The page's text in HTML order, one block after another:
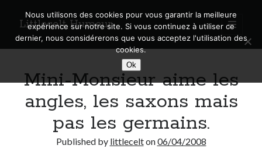
Littlecelt Humeur
open
primary
menu
Sidebar
Search
Mini-Monsieur aime les
angles, les saxons mais
pas les germains.
Published by littlecelton06/04/2008
Nous utilisons des cookies pour vous garantir la meilleure
expérience sur notre site. Si vous continuez à utiliser ce
dernier, nous considérerons que vous acceptez l'utilisation des
cookies.
Ok